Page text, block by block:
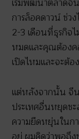
เริ่มพัฒนาตลาดจี
การล็อคดาวน์ ช่ว
2-3 เดือนที่ธุรกิจ
หมดและคุณต้องค
เปิดไหมและจะต้อ
แต่หลังจากนั้น จี
ประเทศอื่นหยุดชะ
ความยืดหยุ่นในก